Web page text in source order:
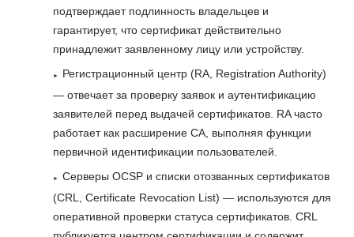
подтверждает подлинность владельцев и
гарантирует, что сертификат действительно
принадлежит заявленному лицу или устройству.
Регистрационный центр (RA, Registration Authority)
— отвечает за проверку заявок и аутентификацию
заявителей перед выдачей сертификатов. RA часто
работает как расширение CA, выполняя функции
первичной идентификации пользователей.
Серверы OCSP и списки отозванных сертификатов
(CRL, Certificate Revocation List) — используются для
оперативной проверки статуса сертификатов. CRL